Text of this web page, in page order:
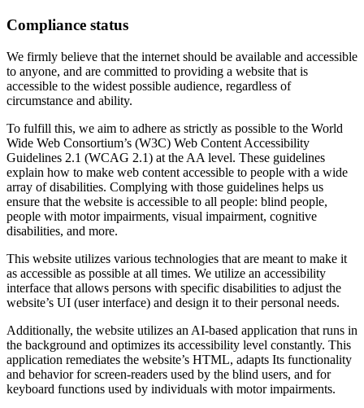
Compliance status
We firmly believe that the internet should be available and accessible
to anyone, and are committed to providing a website that is
accessible to the widest possible audience, regardless of
circumstance and ability.
To fulfill this, we aim to adhere as strictly as possible to the World
Wide Web Consortium’s (W3C) Web Content Accessibility
Guidelines 2.1 (WCAG 2.1) at the AA level. These guidelines
explain how to make web content accessible to people with a wide
array of disabilities. Complying with those guidelines helps us
ensure that the website is accessible to all people: blind people,
people with motor impairments, visual impairment, cognitive
disabilities, and more.
This website utilizes various technologies that are meant to make it
as accessible as possible at all times. We utilize an accessibility
interface that allows persons with specific disabilities to adjust the
website’s UI (user interface) and design it to their personal needs.
Additionally, the website utilizes an AI-based application that runs in
the background and optimizes its accessibility level constantly. This
application remediates the website’s HTML, adapts Its functionality
and behavior for screen-readers used by the blind users, and for
keyboard functions used by individuals with motor impairments.